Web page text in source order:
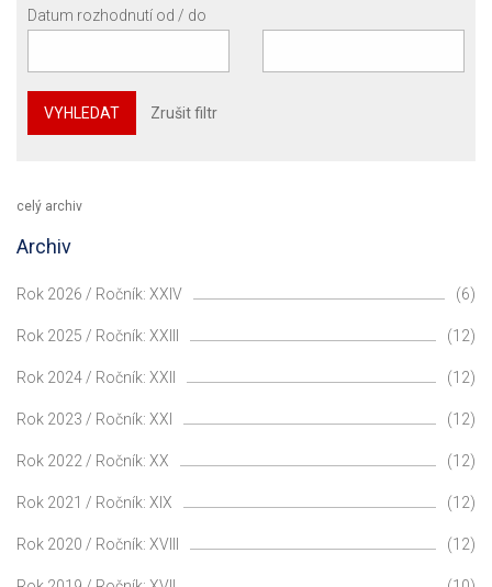
Datum rozhodnutí od / do
VYHLEDAT Zrušit filtr
celý archiv
Archiv
Rok 2026 / Ročník: XXIV (6)
Rok 2025 / Ročník: XXIII (12)
Rok 2024 / Ročník: XXII (12)
Rok 2023 / Ročník: XXI (12)
Rok 2022 / Ročník: XX (12)
Rok 2021 / Ročník: XIX (12)
Rok 2020 / Ročník: XVIII (12)